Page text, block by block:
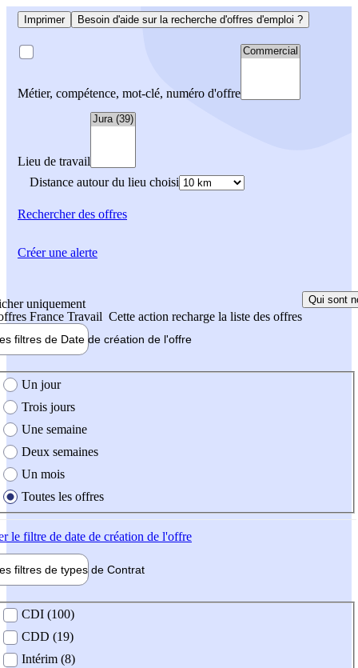
Imprimer Besoin d'aide sur la recherche d'offres d'emploi ?
Métier, compétence, mot-clé, numéro d'offre
Lieu de travail
Distance autour du lieu choisi
Rechercherdes offres
uniquement
France Travail Cette action recharge la liste des offres
Qui sont
filtres de Date de création de l'offre
création de l'offre
Un jour
Trois jours
Une semaine
Deux semaines
Un mois
Toutes les offres
le filtre de date de création de l'offre
filtres de types de Contrat
contrat
CDI (100)
CDD (19)
Intérim (8)
Créer une alerte